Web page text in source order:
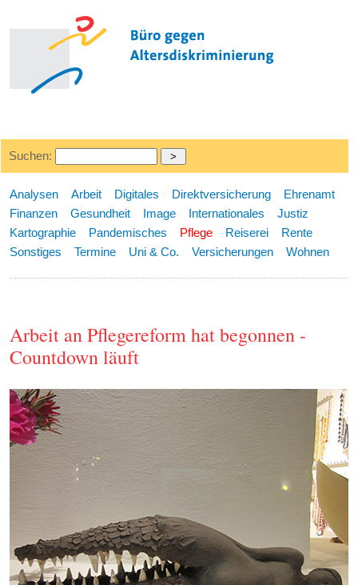
Suchen:
Analysen Arbeit Digitales Direktversicherung
Ehrenamt
Finanzen
Gesundheit Image Internationales
Justiz
Kartographie
Pandemisches Pflege Reiserei
Rente
Sonstiges
Termine Uni & Co. Versicherungen Wohnen
Arbeit an Pflegereform hat begonnen -
Countdown läuft